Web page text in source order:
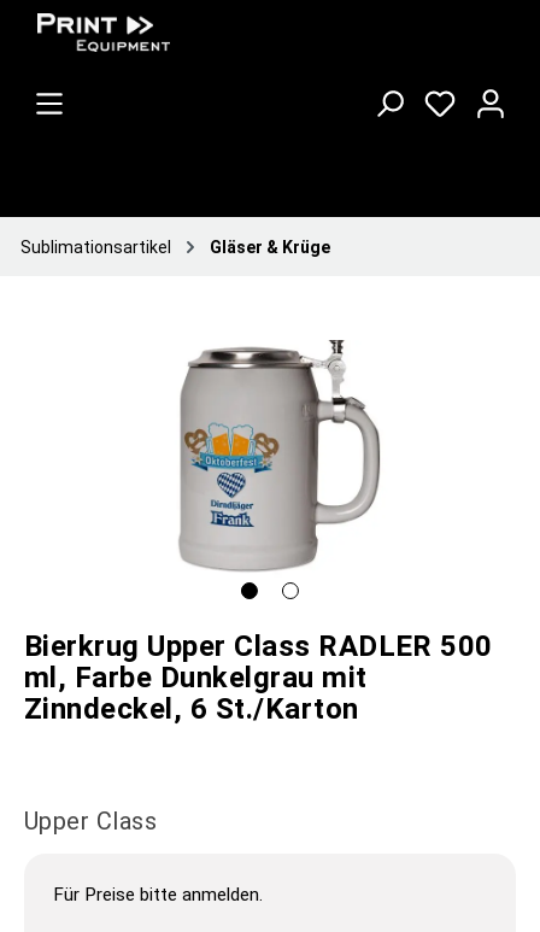
Sublimationsartikel Gläser & Krüge
Bierkrug Upper Class RADLER 500
ml, Farbe Dunkelgrau mit
Zinndeckel, 6 St./Karton
Upper Class
Für Preise bitte anmelden.